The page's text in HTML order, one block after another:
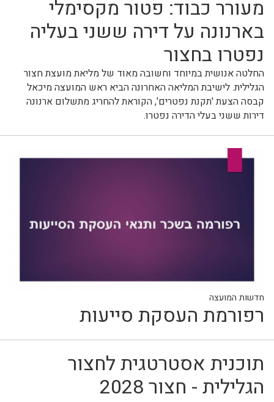
מעורר כבוד: פטור מקסימלי
בארנונה על דירה ששני בעליה
נפטרו בחצור
החלטה אנושית במיוחד וחשובה מאוד של מליאת מועצת חצור
הגלילית. לישיבת המליאה האחרונה הביא ראש המועצה מיכאל
קבסה הצעת 'תקנת נפטרים', הקוראת להחריג מתשלום ארנונה
דירות ששני בעלי הדירה נפטרו.
חדשות המועצה
רפורמת העסקת סייעות
תוכנית אסטרטגית לחצור
הגלילית - חצור 2028